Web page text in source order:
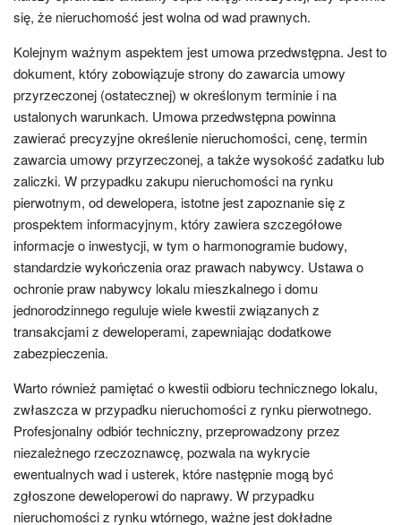
się, że nieruchomość jest wolna od wad prawnych.
Kolejnym ważnym aspektem jest umowa przedwstępna. Jest to
dokument, który zobowiązuje strony do zawarcia umowy
przyrzeczonej (ostatecznej) w określonym terminie i na
ustalonych warunkach. Umowa przedwstępna powinna
zawierać precyzyjne określenie nieruchomości, cenę, termin
zawarcia umowy przyrzeczonej, a także wysokość zadatku lub
zaliczki. W przypadku zakupu nieruchomości na rynku
pierwotnym, od dewelopera, istotne jest zapoznanie się z
prospektem informacyjnym, który zawiera szczegółowe
informacje o inwestycji, w tym o harmonogramie budowy,
standardzie wykończenia oraz prawach nabywcy. Ustawa o
ochronie praw nabywcy lokalu mieszkalnego i domu
jednorodzinnego reguluje wiele kwestii związanych z
transakcjami z deweloperami, zapewniając dodatkowe
zabezpieczenia.
Warto również pamiętać o kwestii odbioru technicznego lokalu,
zwłaszcza w przypadku nieruchomości z rynku pierwotnego.
Profesjonalny odbiór techniczny, przeprowadzony przez
niezależnego rzeczoznawcę, pozwala na wykrycie
ewentualnych wad i usterek, które następnie mogą być
zgłoszone deweloperowi do naprawy. W przypadku
nieruchomości z rynku wtórnego, ważne jest dokładne